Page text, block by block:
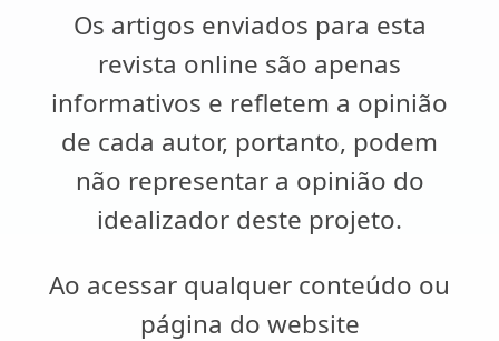
Os artigos enviados para esta
revista online são apenas
informativos e refletem a opinião
de cada autor, portanto, podem
não representar a opinião do
idealizador deste projeto.
Ao acessar qualquer conteúdo ou
página do website